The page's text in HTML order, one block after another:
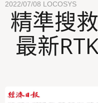
2022/07/08 LOCOSYS
精準搜
最新